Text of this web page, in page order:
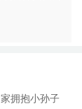
拥抱小孙子